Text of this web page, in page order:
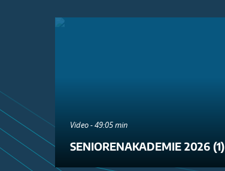
Video - 49:05 min
SENIORENAKADEMIE 2026 (1)